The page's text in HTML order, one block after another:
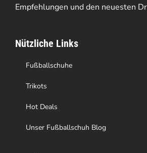
können
der
Produktseite
gewählt
werden
Empfehlungen und den neuesten
Nützliche Links
Fußballschuhe
Trikots
Hot Deals
Unser Fußballschuh Blog